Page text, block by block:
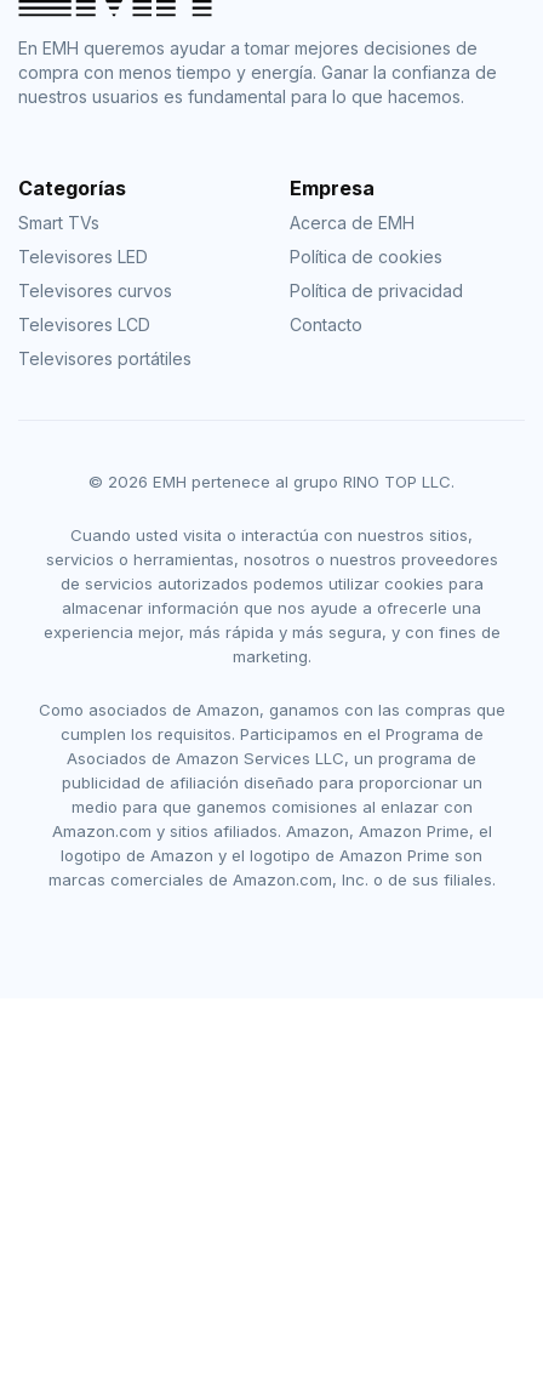
En EMH queremos ayudar a tomar mejores decisiones de
compra con menos tiempo y energía. Ganar la confianza de
nuestros usuarios es fundamental para lo que hacemos.
Categorías
Smart TVs
Televisores LED
Televisores curvos
Televisores LCD
Televisores portátiles
Empresa
Acerca de EMH
Política de cookies
Política de privacidad
Contacto
© 2026 EMH pertenece al grupo RINO TOP LLC.
Cuando usted visita o interactúa con nuestros sitios,
servicios o herramientas, nosotros o nuestros proveedores
de servicios autorizados podemos utilizar cookies para
almacenar información que nos ayude a ofrecerle una
experiencia mejor, más rápida y más segura, y con fines de
marketing.
Como asociados de Amazon, ganamos con las compras que
cumplen los requisitos. Participamos en el Programa de
Asociados de Amazon Services LLC, un programa de
publicidad de afiliación diseñado para proporcionar un
medio para que ganemos comisiones al enlazar con
Amazon.com y sitios afiliados. Amazon, Amazon Prime, el
logotipo de Amazon y el logotipo de Amazon Prime son
marcas comerciales de Amazon.com, Inc. o de sus filiales.